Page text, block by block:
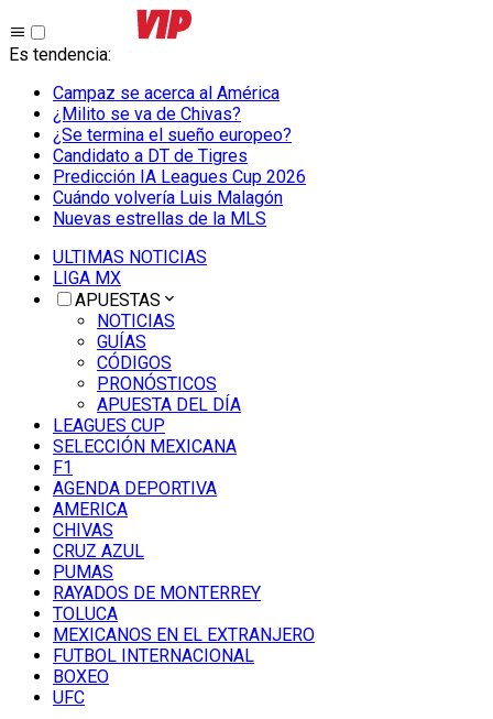
Es tendencia:
Campaz se acerca al América
¿Milito se va de Chivas?
¿Se termina el sueño europeo?
Candidato a DT de Tigres
Predicción IA Leagues Cup 2026
Cuándo volvería Luis Malagón
Nuevas estrellas de la MLS
ULTIMAS NOTICIAS
LIGA MX
APUESTAS
NOTICIAS
GUÍAS
CÓDIGOS
PRONÓSTICOS
APUESTA DEL DÍA
LEAGUES CUP
SELECCIÓN MEXICANA
F1
AGENDA DEPORTIVA
AMERICA
CHIVAS
CRUZ AZUL
PUMAS
RAYADOS DE MONTERREY
TOLUCA
MEXICANOS EN EL EXTRANJERO
FUTBOL INTERNACIONAL
BOXEO
UFC